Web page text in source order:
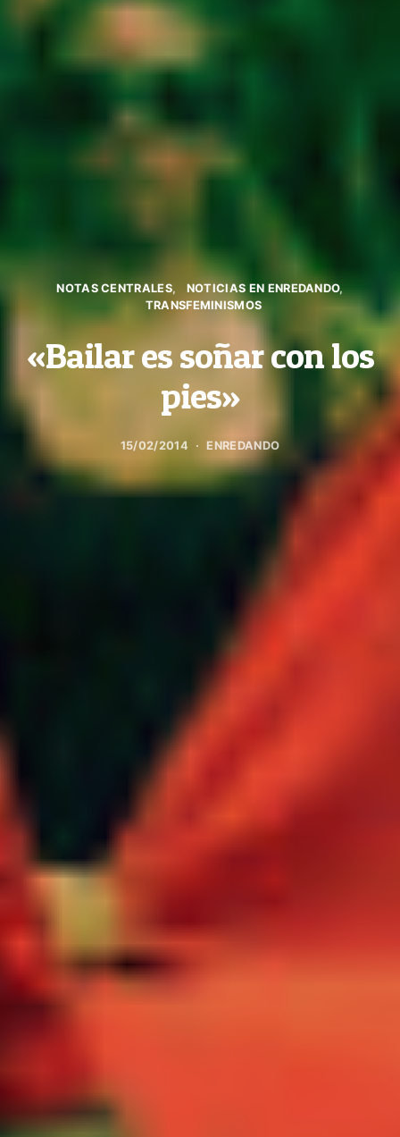
NOTAS CENTRALES
NOTICIAS EN ENREDANDO
TRANSFEMINISMOS
«Bailar es soñar con los
pies»
15/02/2014 ENREDANDO